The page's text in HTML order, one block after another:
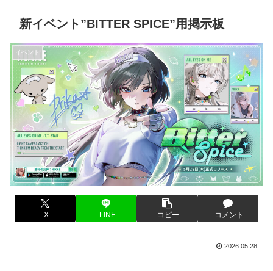
新イベント”BITTER SPICE”用掲示板
イベント
X LINE コピー コメント
2026.05.28